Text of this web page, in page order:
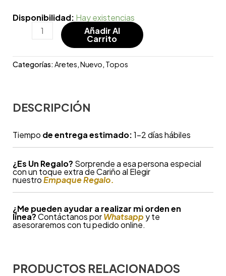
Disponibilidad: Hay existencias
Añadir Al
Carrito
Categorías:Aretes,Nuevo, Topos
DESCRIPCIÓN
Tiempo de entrega estimado:1-2 días hábiles
¿Es Un Regalo? Sorprende a esa persona especial
con un toque extra de Cariño al Elegir
nuestroEmpaque Regalo.
¿Me pueden ayudar a realizar mi orden en
línea?Contáctanos por Whatsapp y te
asesoraremos con tu pedido online.
PRODUCTOS RELACIONADOS